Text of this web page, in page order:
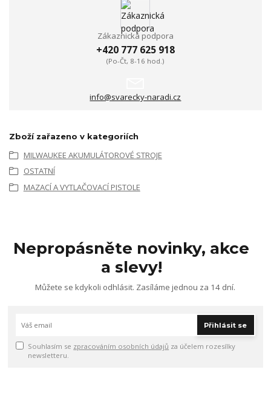
Zákaznická podpora
+420 777 625 918
(Po-Čt, 8-16 hod.)
info@svarecky-naradi.cz
Zboží zařazeno v kategoriích
MILWAUKEE AKUMULÁTOROVÉ STROJE
OSTATNÍ
MAZACÍ A VYTLAČOVACÍ PISTOLE
Nepropásněte novinky, akce
a slevy!
Můžete se kdykoli odhlásit. Zasíláme jednou za 14 dní.
Přihlásit se
Souhlasím se zpracováním osobních údajů za účelem rozesílky
newsletteru.